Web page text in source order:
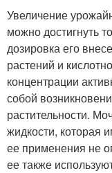
Увеличение
можно достигнуть
дозировка его
растений и
концентрации
собой
растительности.
жидкости, которая
ее применения не
ее также